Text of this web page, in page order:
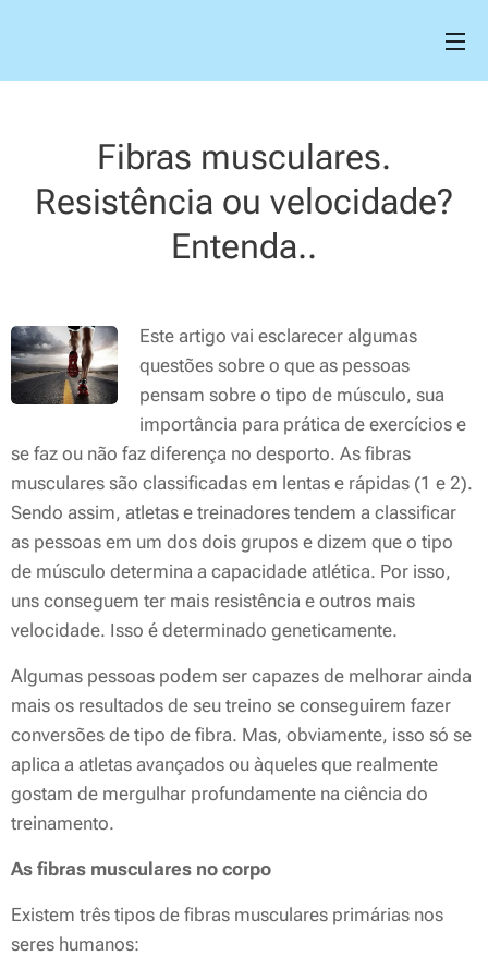
Fibras musculares.
Resistência ou velocidade?
Entenda..
Este artigo vai esclarecer algumas
questões sobre o que as pessoas
pensam sobre o tipo de músculo, sua
importância para prática de exercícios e
se faz ou não faz diferença no desporto. As fibras
musculares são classificadas em lentas e rápidas (1 e 2).
Sendo assim, atletas e treinadores tendem a classificar
as pessoas em um dos dois grupos e dizem que o tipo
de músculo determina a capacidade atlética. Por isso,
uns conseguem ter mais resistência e outros mais
velocidade. Isso é determinado geneticamente.
Algumas pessoas podem ser capazes de melhorar ainda
mais os resultados de seu treino se conseguirem fazer
conversões de tipo de fibra. Mas, obviamente, isso só se
aplica a atletas avançados ou àqueles que realmente
gostam de mergulhar profundamente na ciência do
treinamento.
As fibras musculares no corpo
Existem três tipos de fibras musculares primárias nos
seres humanos: